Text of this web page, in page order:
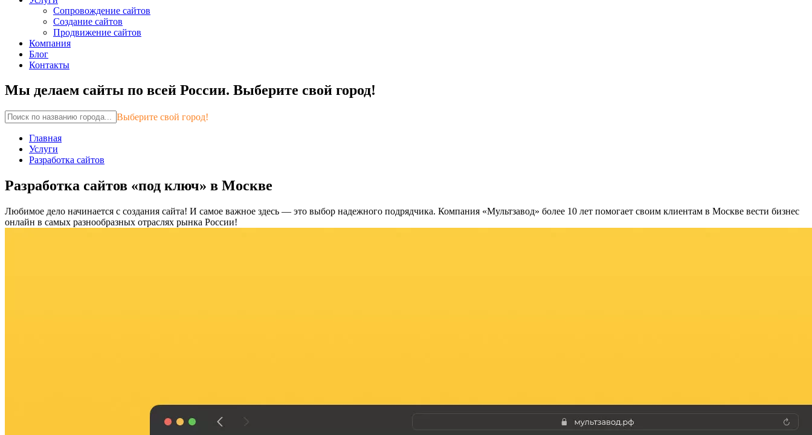
Сопровождение сайтов
Создание сайтов
Продвижение сайтов
Компания
Блог
Контакты
Мы делаем сайты по всей России. Выберите свой город!
Выберите свой город!
Главная
Услуги
Разработка сайтов
Разработка сайтов «под ключ» в Москве
Любимое дело начинается с создания сайта! И самое важное здесь — это выбор надежного подрядчика. Компания «Мультзавод» более 10 лет помогает своим клиентам в Москве вести бизнес
онлайн в самых разнообразных отраслях рынка России!